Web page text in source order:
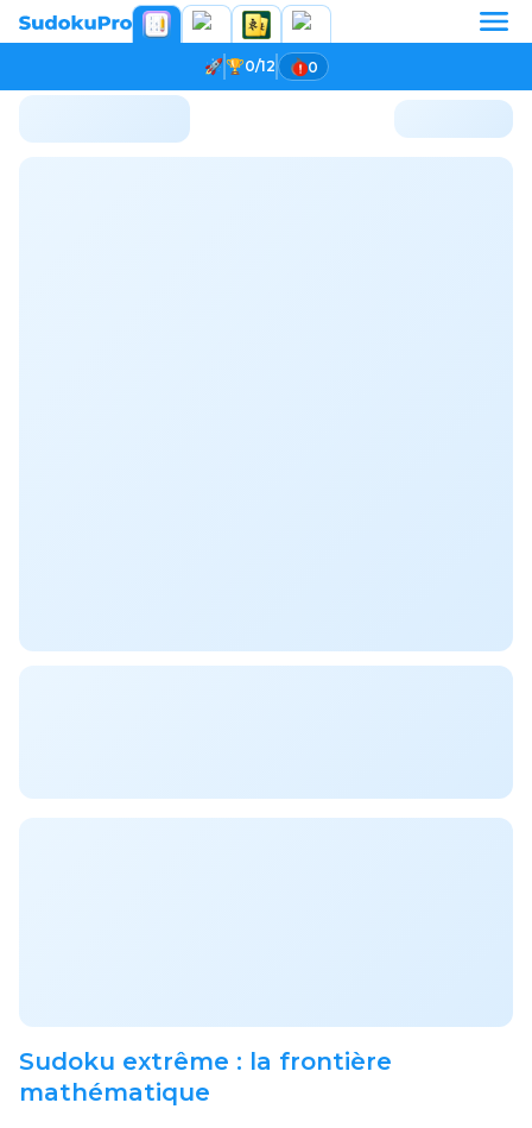
0/12 0
Sudoku extrême : la frontière
mathématique